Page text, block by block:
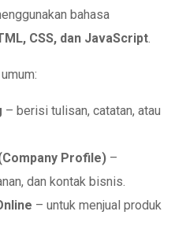
bahasa
CSS, dan JavaScript.
– berisi tulisan, catatan, atau
Profile) –
dan kontak bisnis.
– untuk menjual produk